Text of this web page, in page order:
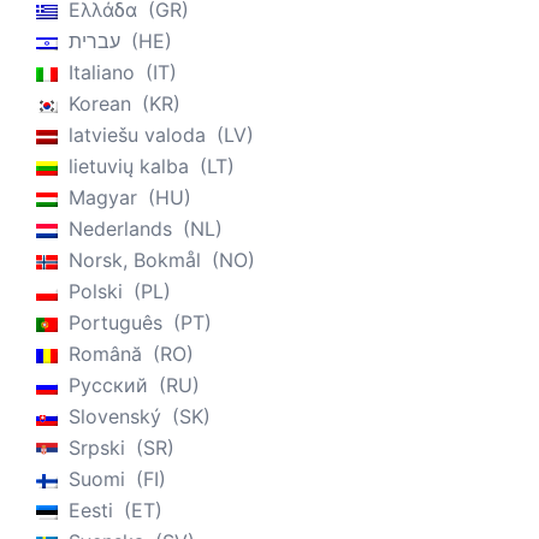
Ελλάδα
GR
עברית
HE
Italiano
IT
Korean
KR
latviešu valoda
LV
lietuvių kalba
LT
Magyar
HU
Nederlands
NL
Norsk, Bokmål
NO
Polski
PL
Português
PT
Română
RO
Русский
RU
Slovenský
SK
Srpski
SR
Suomi
FI
Eesti
ET